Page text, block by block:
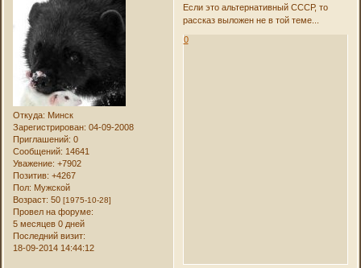
Откуда: Минск
Зарегистрирован: 04-09-2008
Приглашений: 0
Сообщений: 14641
Уважение: +7902
Позитив: +4267
Пол: Мужской
Возраст: 50[1975-10-28]
Провел на форуме:
5 месяцев 0 дней
Последний визит:
18-09-2014 14:44:12
Если это альтернативный СССР, то
рассказ выложен не в той теме...
0